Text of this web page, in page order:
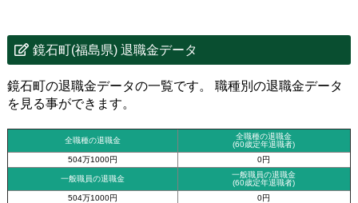
鏡石町(福島県) 退職金データ
鏡石町の退職金データの一覧です。 職種別の退職金データ
を見る事ができます。
全職種の退職金
全職種の退職金
(60歳定年退職者)
504万1000円
0円
一般職員の退職金
一般職員の退職金
(60歳定年退職者)
504万1000円
0円